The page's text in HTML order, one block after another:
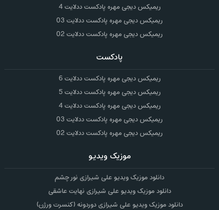
ریمیکس دیجی مهره پادکست ددلایت 4
ریمیکس دیجی مهره پادکست ددلایت 03
ریمیکس دیجی مهره پادکست ددلایت 02
پادکست
ریمیکس دیجی مهره پادکست ددلایت 6
ریمیکس دیجی مهره پادکست ددلایت 5
ریمیکس دیجی مهره پادکست ددلایت 4
ریمیکس دیجی مهره پادکست ددلایت 03
ریمیکس دیجی مهره پادکست ددلایت 02
موزیک ویدیو
دانلود موزیک ویدیو علی شیرازی نور چشم
دانلود موزیک ویدیو علی شیرازی نهایت عاشقی
دانلود موزیک ویدیو علی شیرازی دوردونه (کنسرت ورژن)